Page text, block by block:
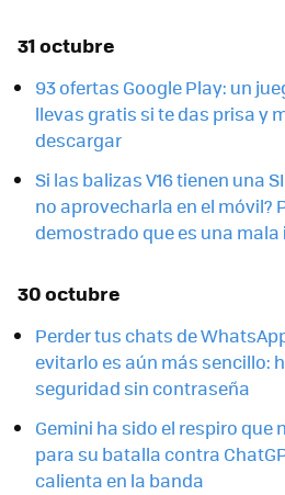
31 octubre
93 ofertas Google Play: un
llevas gratis si te das prisa y
descargar
Si las balizas V16 tienen una
no aprovecharla en el móvil?
demostrado que es una mala
30 octubre
Perder tus chats de
evitarlo es aún más sencillo:
seguridad sin contraseña
Gemini ha sido el respiro que
para su batalla contra
calienta en la banda